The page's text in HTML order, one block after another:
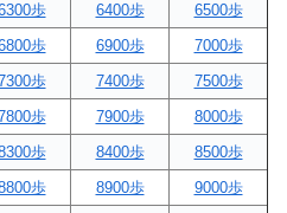
歩 6400歩
6500歩
歩 6900歩
7000歩
歩 7400歩
7500歩
歩 7900歩
8000歩
歩 8400歩
8500歩
歩 8900歩
9000歩